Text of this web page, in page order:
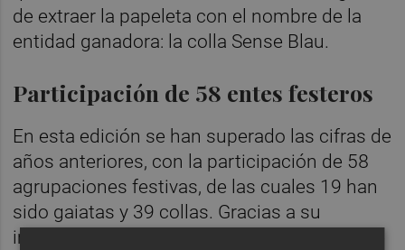
de extraer la papeleta con el nombre de la
entidad ganadora: la colla Sense Blau.
Participación de 58 entes festeros
En esta edición se han superado las cifras de
años anteriores, con la participación de 58
agrupaciones festivas, de las cuales 19 han
sido gaiatas y 39 collas. Gracias a su
implicación, se han recogido 28.670 kilos de